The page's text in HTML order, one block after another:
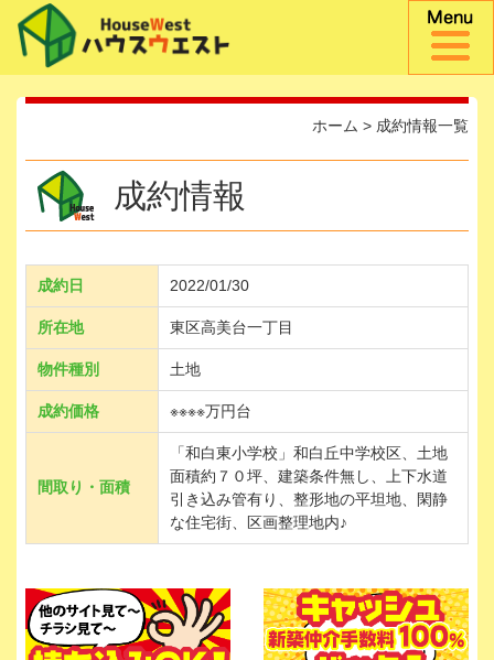
ホーム > 成約情報一覧
成約情報
成約日 2022/01/30
所在地 東区高美台一丁目
物件種別 土地
成約価格 ※※※※万円台
間取り・面積
「和白東小学校」和白丘中学校区、土地
面積約７０坪、建築条件無し、上下水道
引き込み管有り、整形地の平坦地、閑静
な住宅街、区画整理地内♪